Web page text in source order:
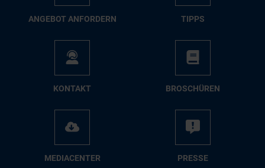
AN­GE­BOT AN­FOR­DERN TIPPS
KON­TAKT BRO­SCHÜ­REN
ME­DIA­CEN­TER PRES­SE